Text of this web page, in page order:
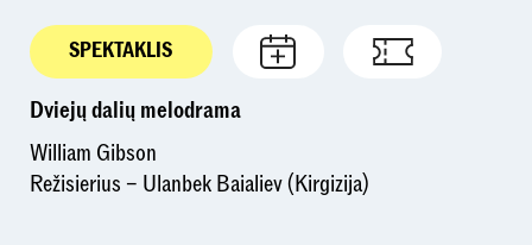
SPEKTAKLIS
Dviejų dalių melodrama
William Gibson
Režisierius – Ulanbek Baialiev (Kirgizija)